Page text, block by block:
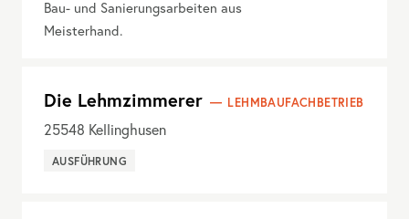
Bau- und Sanierungsarbeiten aus
Meisterhand.
Die Lehmzimmerer LEHMBAUFACHBETRIEB
25548 Kellinghusen
AUSFÜHRUNG